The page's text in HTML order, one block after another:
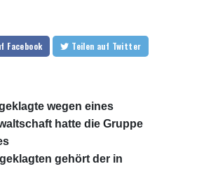
Facebook Teilen auf Twitter
wegen eines
hatte die Gruppe
gehört der in